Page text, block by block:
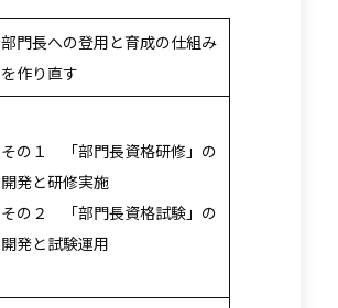
部門長への登用と育成の仕組み
を作り直す
その１ 「部門長資格研修」の
開発と研修実施
その２ 「部門長資格試験」の
開発と試験運用